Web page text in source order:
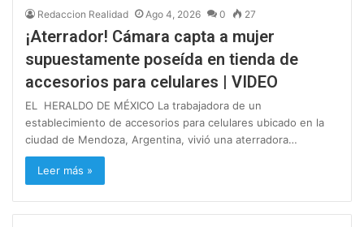
Redaccion Realidad Ago 4, 2026 0 27
¡Aterrador! Cámara capta a mujer
supuestamente poseída en tienda de
accesorios para celulares | VIDEO
EL HERALDO DE MÉXICO La trabajadora de un
establecimiento de accesorios para celulares ubicado en la
ciudad de Mendoza, Argentina, vivió una aterradora…
Leer más »